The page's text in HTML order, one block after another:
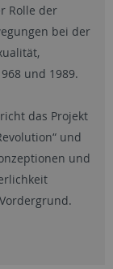
Rolle der
bei der
und 1989.
das Projekt
und
und